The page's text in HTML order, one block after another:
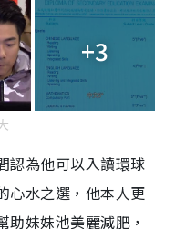
+3
認為他可以入讀環球
心水之選，他本人更
妹妹池美麗減肥，